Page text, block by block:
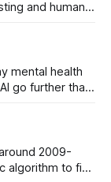
and human-
mental health
go further than
Gemini
2009-
algorithm to find